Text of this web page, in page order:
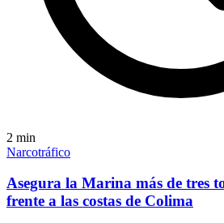
2 min
Narcotráfico
Asegura la Marina más de tres
frente a las costas de Colima